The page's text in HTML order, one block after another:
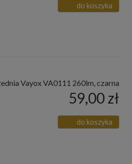
do koszyka
Vayox VA0111 260lm, czarna
59,00 zł
do koszyka